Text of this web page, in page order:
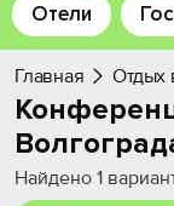
История
Добавить
Отели
Главная Отдых
Найдено 1